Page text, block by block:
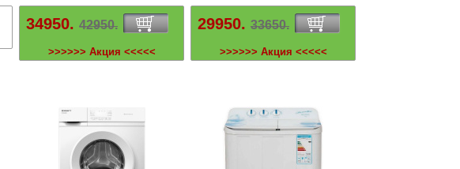
34950. 42950.
>>>>>> Акция <<<<<
29950. 33650.
>>>>>> Акция <<<<<